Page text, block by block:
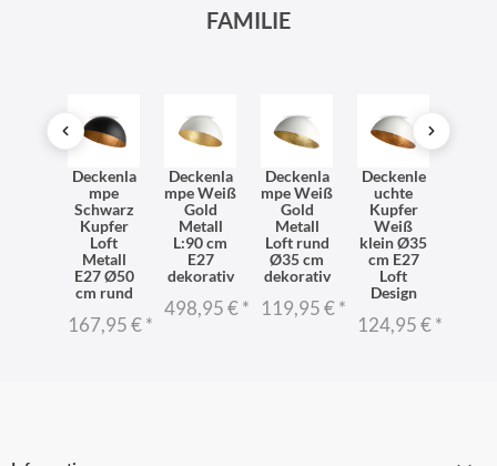
FAMILIE
Deckenla
mpe
Schwarz
Kupfer
Loft
Metall
E27 Ø50
cm rund
167,95 €*
Deckenla
mpe Weiß
Gold
Metall
L:90 cm
E27
dekorativ
498,95 €*
Deckenla
mpe Weiß
Gold
Metall
Loft rund
Ø35 cm
dekorativ
119,95 €*
Deckenle
uchte
Kupfer
Weiß
klein Ø35
cm E27
Loft
Design
124,95 €*